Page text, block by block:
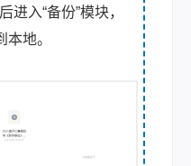
进入“备份”模块，
地。